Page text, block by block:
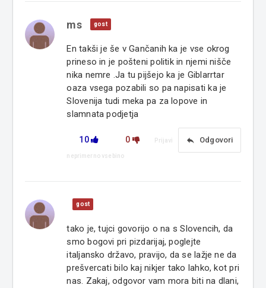
ms gost
En takši je še v Gančanih ka je vse okrog
prineso in je pošteni politik in njemi nišče
nika nemre .Ja tu pijšejo ka je Giblarrtar
oaza vsega pozabili so pa napisati ka je
Slovenija tudi meka pa za lopove in
slamnata podjetja
10 0 reply Odgovori
Prijavi
neprimerno vsebino
gost
tako je, tujci govorijo o na s Slovencih, da
smo bogovi pri pizdarijaj, poglejte
italjansko državo, pravijo, da se lažje ne da
prešvercati bilo kaj nikjer tako lahko, kot pri
nas. Zakaj, odgovor vam mora biti na dlani,